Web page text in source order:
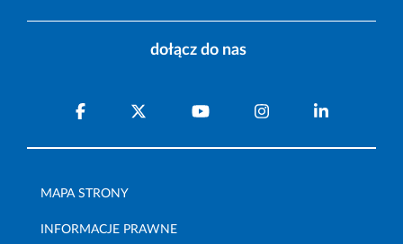
dołącz do nas
MAPA STRONY
INFORMACJE PRAWNE